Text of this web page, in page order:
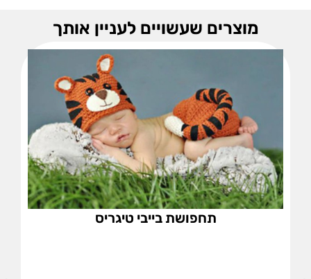
מוצרים שעשויים לעניין אותך
תחפושת בייבי טיגריס